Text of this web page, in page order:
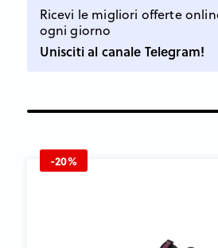
Ricevi le migliori offerte
ogni giorno
Unisciti al canale Telegram!
-20%